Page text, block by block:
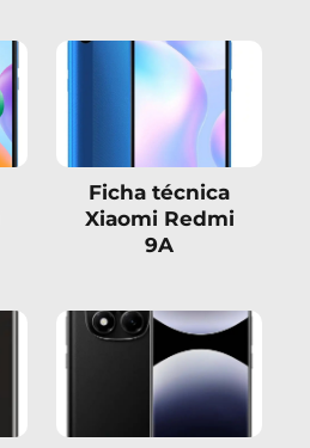
Ficha técnica
Xiaomi Redmi
9A